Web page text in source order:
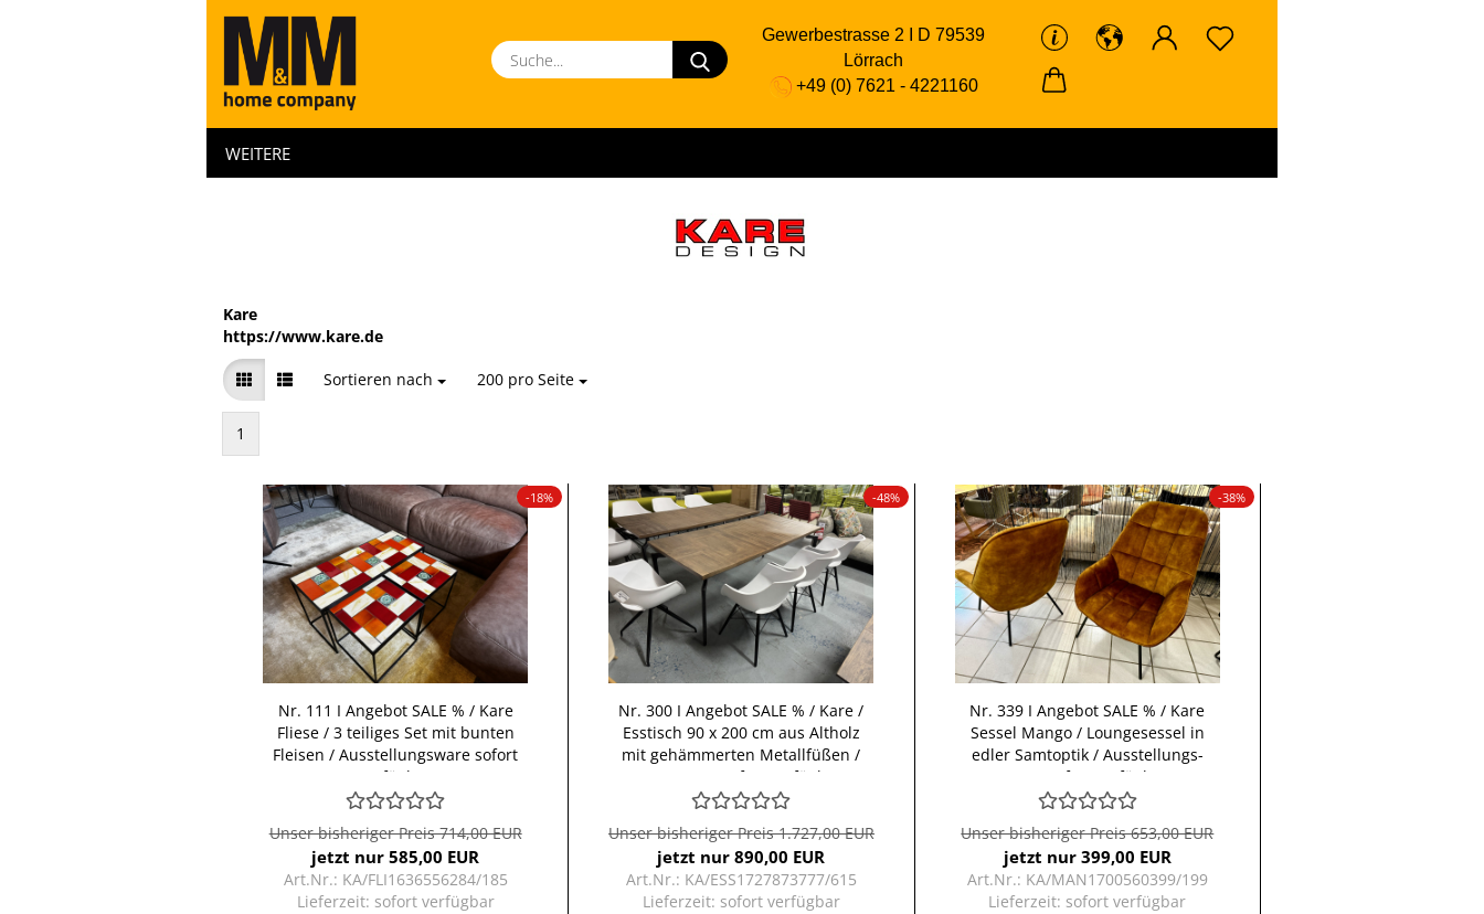
Suche...
Gewerbestrasse 2 I D 79539
Lörrach
+49 (0) 7621 - 4221160
WEITERE
Kare
https://www.kare.de
Sortieren nach
Sortieren nach 200 pro Seite
pro Seite
1
-18%
Nr. 111 I An­ge­bot SALE % / Kare
Flie­se / 3 tei­li­ges Set mit bun­ten
Flei­sen / Aus­stel­lungs­wa­re so­fort
ver­füg­bar
Unser bisheriger Preis 714,00 EUR
jetzt nur 585,00 EUR
Art.Nr.: KA/FLI1636556284/185
Lieferzeit: sofort verfügbar
-48%
Nr. 300 I An­ge­bot SALE % / Kare /
Ess­tisch 90 x 200 cm aus Alt­holz
mit ge­häm­mer­ten Me­tall­fü­ßen /
La­ger­wa­re so­fort ver­füg­bar
Unser bisheriger Preis 1.727,00 EUR
jetzt nur 890,00 EUR
Art.Nr.: KA/ESS1727873777/615
Lieferzeit: sofort verfügbar
-38%
Nr. 339 I An­ge­bot SALE % / Kare
Ses­sel Mango / Loun­ge­ses­sel in
edler Samt­op­tik / Aus­stel­lungs­
wa­re so­fort ver­füg­bar
Unser bisheriger Preis 653,00 EUR
jetzt nur 399,00 EUR
Art.Nr.: KA/MAN1700560399/199
Lieferzeit: sofort verfügbar